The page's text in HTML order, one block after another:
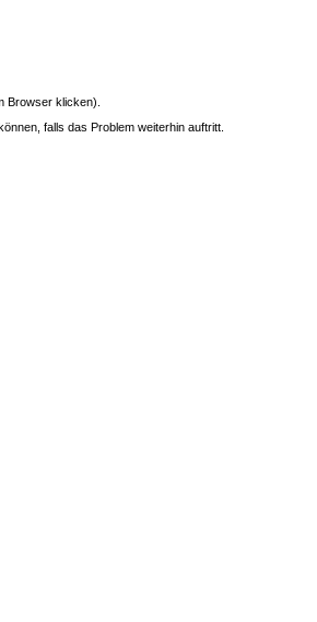
Browser klicken).
falls das Problem weiterhin auftritt.